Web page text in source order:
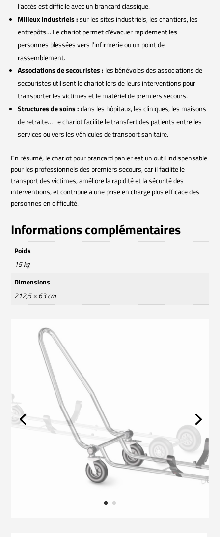
l’accès est difficile avec un brancard classique.
Milieux industriels :sur les sites industriels, les chantiers, les
entrepôts… Le chariot permet d’évacuer rapidement les
personnes blessées vers l’infirmerie ou un point de
rassemblement.
Associations de secouristes : les bénévoles des associations de
secouristes utilisent le chariot lors de leurs interventions pour
transporter les victimes et le matériel de premiers secours.
Structures de soins :dans les hôpitaux, les cliniques, les maisons
de retraite… Le chariot facilite le transfert des patients entre les
services ou vers les véhicules de transport sanitaire.
En résumé, le chariot pour brancard panier est un outil indispensable
pour les professionnels des premiers secours, car il facilite le
transport des victimes, améliore la rapidité et la sécurité des
interventions, et contribue à une prise en charge plus efficace des
personnes en difficulté.
Informations complémentaires
Poids
15 kg
Dimensions
212,5 × 63 cm